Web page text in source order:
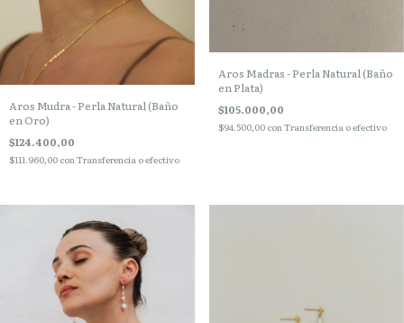
Aros Mudra - Perla Natural (Baño
en Oro)
$124.400,00
$111.960,00 con Transferencia o efectivo
Aros Madras - Perla Natural (Baño
en Plata)
$105.000,00
$94.500,00 con Transferencia o efectivo